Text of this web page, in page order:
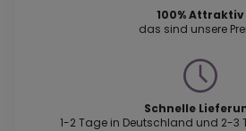
100% Attraktiv
das sind unsere
Schnelle
1-2 Tage in Deutschland und 2-3